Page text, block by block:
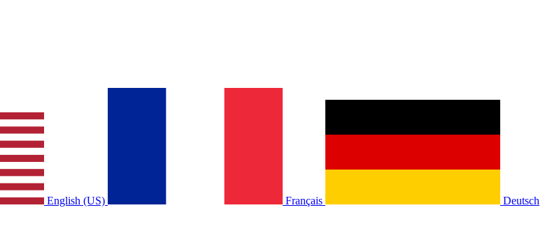
English (US) Français Deutsch